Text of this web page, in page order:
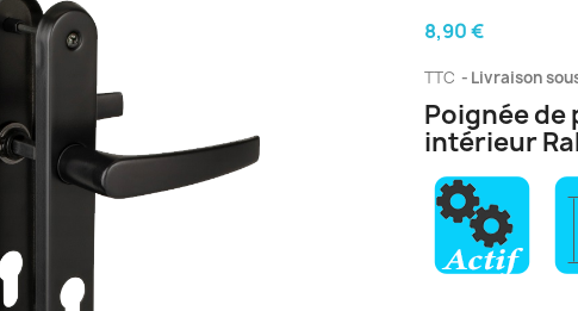
8,90 €
TTC Livraison
Poignée de
intérieur